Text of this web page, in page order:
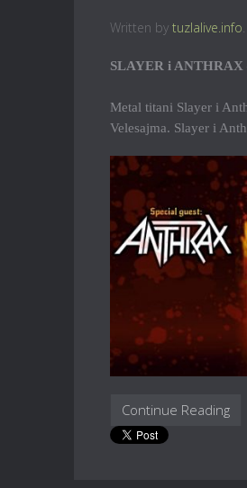
Written by tuzlalive.info
SLAYER i ANTHRAX
Metal titani Slayer i
Velesajma. Slayer i
Continue Reading